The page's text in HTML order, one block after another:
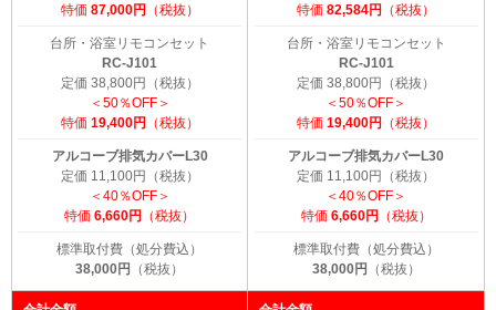
特価 87,000円 （税抜）
台所・浴室リモコンセット
RC-J101
定価 38,800円（税抜）
＜50％OFF＞
特価 19,400円 （税抜）
アルコーブ排気カバーL30
定価 11,100円（税抜）
＜40％OFF＞
特価 6,660円 （税抜）
標準取付費（処分費込）
38,000円
（税抜）
特価 82,584円 （税抜）
台所・浴室リモコンセット
RC-J101
定価 38,800円（税抜）
＜50％OFF＞
特価 19,400円 （税抜）
アルコーブ排気カバーL30
定価 11,100円（税抜）
＜40％OFF＞
特価 6,660円 （税抜）
標準取付費（処分費込）
38,000円
（税抜）